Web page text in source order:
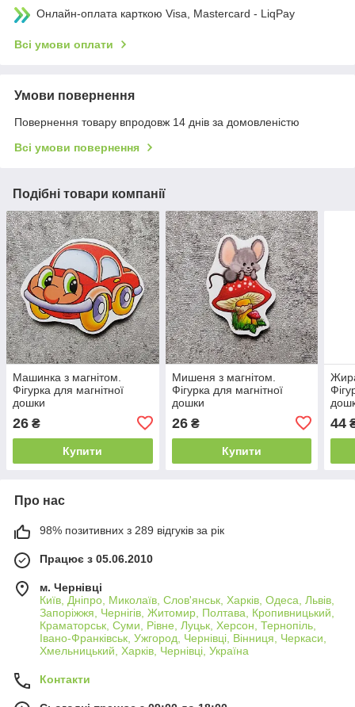
Онлайн-оплата карткою Visa, Mastercard - LiqPay
Всі умови оплати
Умови повернення
Повернення товару впродовж 14 днів за домовленістю
Всі умови повернення
Подібні товари компанії
Машинка з магнітом.
Фігурка для магнітної
дошки
26 ₴
Купити
Мишеня з магнітом.
Фігурка для магнітної
дошки
26₴
Купити
44
Про нас
98% позитивних з 289 відгуків за рік
Працює з 05.06.2010
м. Чернівці
Київ, Дніпро, Миколаїв, Слов'янськ, Харків, Одеса, Львів,
Запоріжжя, Чернігів, Житомир, Полтава, Кропивницький,
Краматорськ, Суми, Рівне, Луцьк, Херсон, Тернопіль,
Івано-Франківськ, Ужгород, Чернівці, Вінниця, Черкаси,
Хмельницький, Харків, Чернівці, Україна
Контакти